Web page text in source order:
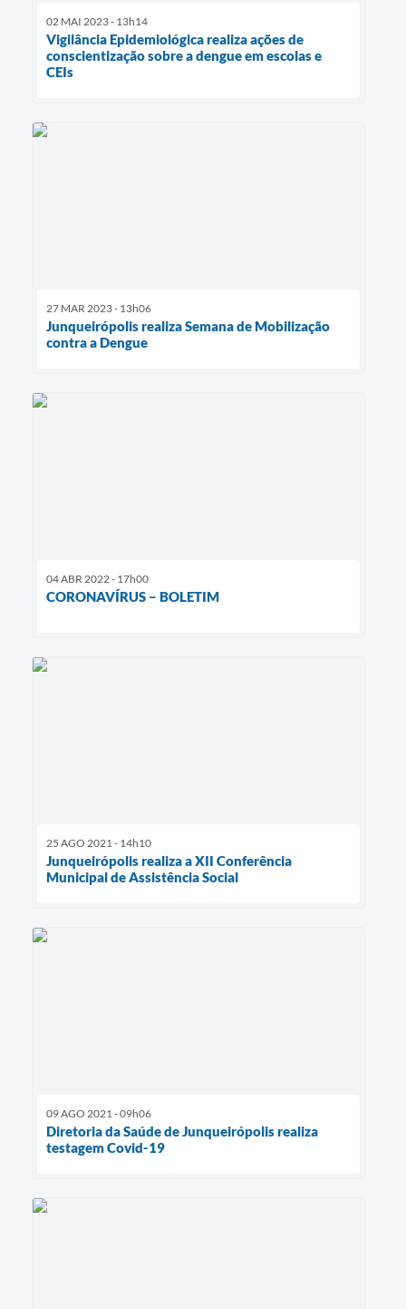
02 MAI 2023 - 13h14
Vigilância Epidemiológica realiza ações de
conscientização sobre a dengue em escolas e
CEIs
27 MAR 2023 - 13h06
Junqueirópolis realiza Semana de Mobilização
contra a Dengue
04 ABR 2022 - 17h00
CORONAVÍRUS – BOLETIM
25 AGO 2021 - 14h10
Junqueirópolis realiza a XII Conferência
Municipal de Assistência Social
09 AGO 2021 - 09h06
Diretoria da Saúde de Junqueirópolis realiza
testagem Covid-19